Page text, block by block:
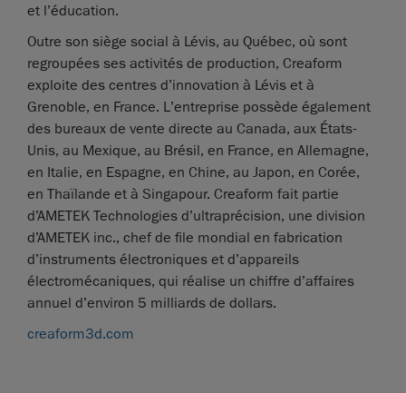
et l’éducation.
Outre son siège social à Lévis, au Québec, où sont
regroupées ses activités de production, Creaform
exploite des centres d’innovation à Lévis et à
Grenoble, en France. L’entreprise possède également
des bureaux de vente directe au Canada, aux États-
Unis, au Mexique, au Brésil, en France, en Allemagne,
en Italie, en Espagne, en Chine, au Japon, en Corée,
en Thaïlande et à Singapour. Creaform fait partie
d’AMETEK Technologies d’ultraprécision, une division
d’AMETEK inc., chef de file mondial en fabrication
d’instruments électroniques et d’appareils
électromécaniques, qui réalise un chiffre d’affaires
annuel d’environ 5 milliards de dollars.
creaform3d.com